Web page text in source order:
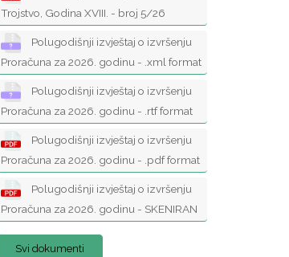
Trojstvo, Godina XVIII. - broj 5/26
Polugodišnji izvještaj o izvršenju
Proračuna za 2026. godinu - .xml format
Polugodišnji izvještaj o izvršenju
Proračuna za 2026. godinu - .rtf format
Polugodišnji izvještaj o izvršenju
Proračuna za 2026. godinu - .pdf format
Polugodišnji izvještaj o izvršenju
Proračuna za 2026. godinu - SKENIRAN
Svi dokumenti